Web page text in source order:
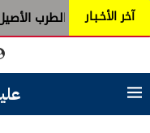
آخر الأخـبـار
عبق الطرب الأصيل